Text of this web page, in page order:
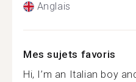
Anglais
Mes sujets favoris
Hi, I’m an Italian boy